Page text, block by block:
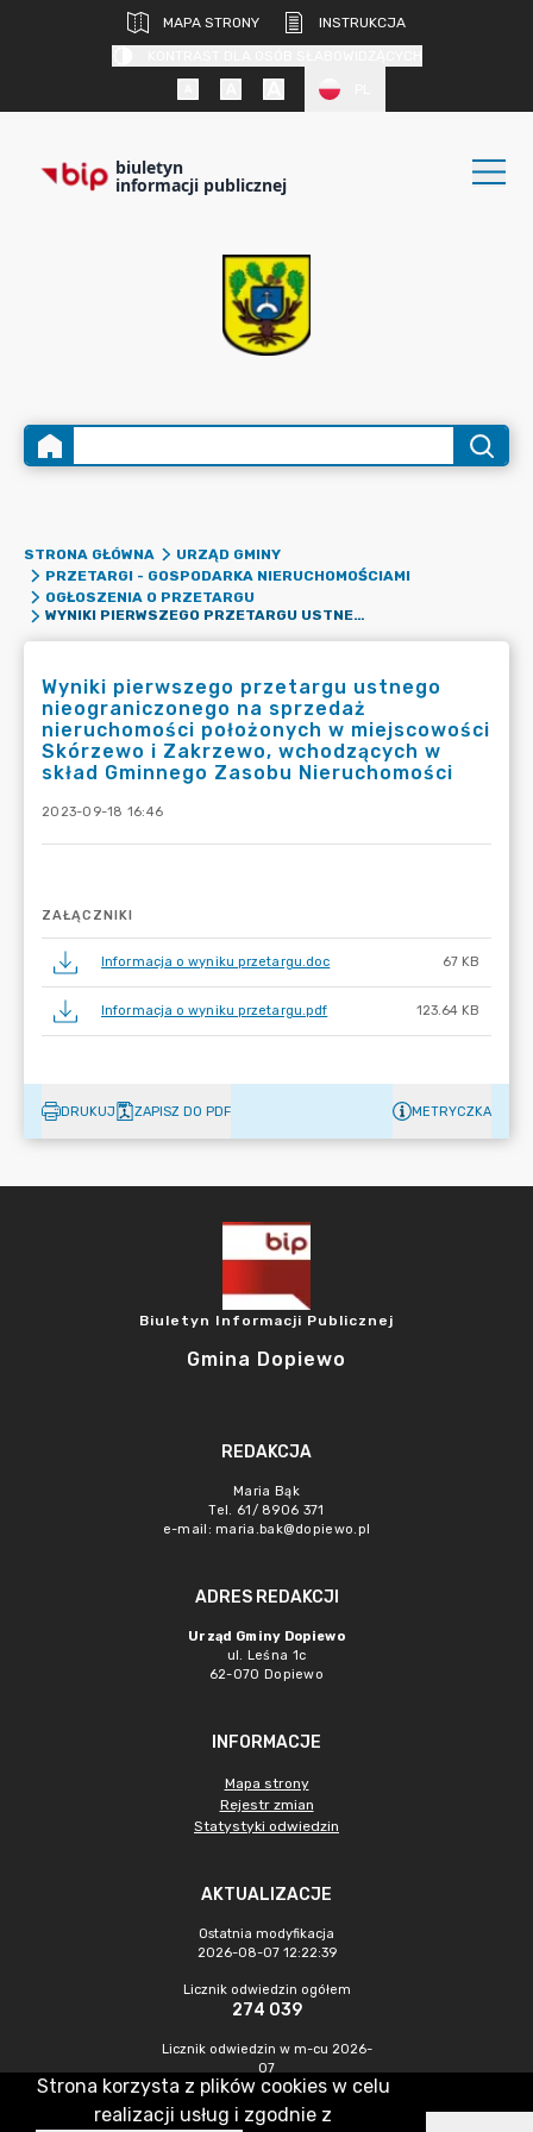
MAPA STRONY
INSTRUKCJA
biuletyn
informacji publicznej
STRONA GŁÓWNA
URZĄD GMINY
PRZETARGI - GOSPODARKA NIERUCHOMOŚCIAMI
OGŁOSZENIA O PRZETARGU
WYNIKI PIERWSZEGO PRZETARGU USTNEGO NIEOGRANICZONEGO NA SPRZEDAŻ NIERUCHOMOŚCI POŁOŻONYCH W MIEJSCOWOŚCI SKÓRZEWO I ZAKRZEWO, WCHODZĄCYCH W SKŁAD GMINNEGO ZASOBU NIERUCHOMOŚCI
Wyniki pierwszego przetargu ustnego
nieograniczonego na sprzedaż
nieruchomości położonych w miejscowości
Skórzewo i Zakrzewo, wchodzących w
skład Gminnego Zasobu Nieruchomości
2023-09-18 16:46
ZAŁĄCZNIKI
Informacja o wyniku przetargu.doc 67 KB
Informacja o wyniku przetargu.pdf 123.64 KB
DRUKUJ ZAPISZ DO PDF METRYCZKA
Biuletyn Informacji Publicznej
Gmina Dopiewo
REDAKCJA
Maria Bąk
Tel. 61/ 8906 371
e-mail: maria.bak@dopiewo.pl
ADRES REDAKCJI
Urząd Gminy Dopiewo
ul. Leśna 1c
62-070 Dopiewo
INFORMACJE
Mapa strony
Rejestr zmian
Statystyki odwiedzin
AKTUALIZACJE
Ostatnia modyfikacja
2026-08-07 12:22:39
Licznik odwiedzin ogółem
274 039
Licznik odwiedzin w m-cu 2026-
07
828
Strona korzysta z plików cookies w celu
realizacji usług i zgodnie z